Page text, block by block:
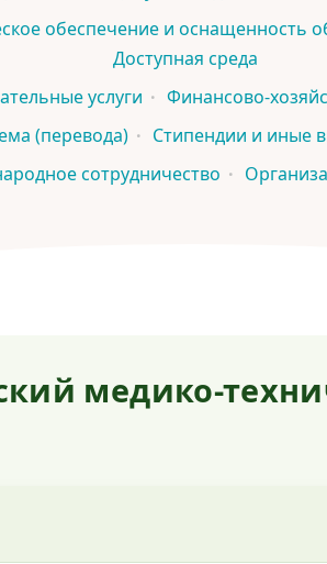
обеспечение и оснащенность
Доступная среда
услуги
Финансово-
(перевода)
Стипендии и иные
сотрудничество
медико-